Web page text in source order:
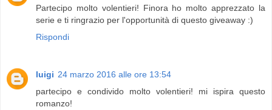
Partecipo molto volentieri! Finora ho molto apprezzato la
serie e ti ringrazio per l'opportunità di questo giveaway :)
Rispondi
luigi 24 marzo 2016 alle ore 13:54
partecipo e condivido molto volentieri! mi ispira questo
romanzo!